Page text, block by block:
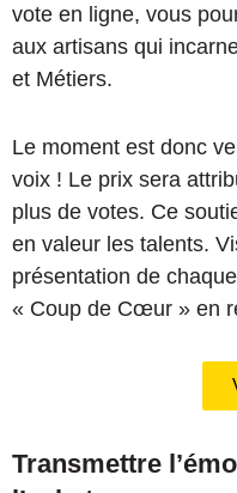
vote en ligne, vous
aux artisans qui
et Métiers.
Le moment est donc
voix ! Le prix sera
plus de votes. Ce
en valeur les talents.
présentation de
« Coup de Cœur » en
Transmettre